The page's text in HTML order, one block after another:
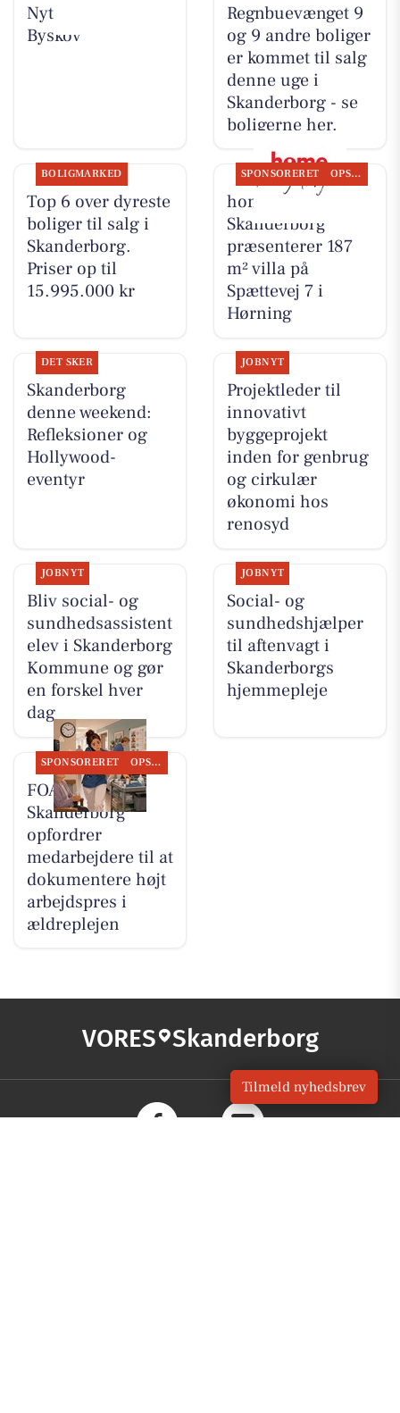
Nyt fra Slagter
Byskov
Regnbuevænget 9
og 9 andre boliger
er kommet til salg
denne uge i
Skanderborg - se
boligerne her.
BOLIGMARKED
Top 6 over dyreste
boliger til salg i
Skanderborg.
Priser op til
15.995.000 kr
SPONSORERET OPSLAGSTAVLEN
home
Skanderborg
præsenterer 187
m² villa på
Spættevej 7 i
Hørning
DET SKER
Skanderborg
denne weekend:
Refleksioner og
Hollywood-
eventyr
JOBNYT
Projektleder til
innovativt
byggeprojekt
inden for genbrug
og cirkulær
økonomi hos
renosyd
JOBNYT
Bliv social- og
sundhedsassistent
elev i Skanderborg
Kommune og gør
en forskel hver
dag
JOBNYT
Social- og
sundhedshjælper
til aftenvagt i
Skanderborgs
hjemmepleje
SPONSORERET OPSLAGSTAVLEN
FOA Silkeborg-
Skanderborg
opfordrer
medarbejdere til at
dokumentere højt
arbejdspres i
ældreplejen
VORES Skanderborg
Tilmeld nyhedsbrev